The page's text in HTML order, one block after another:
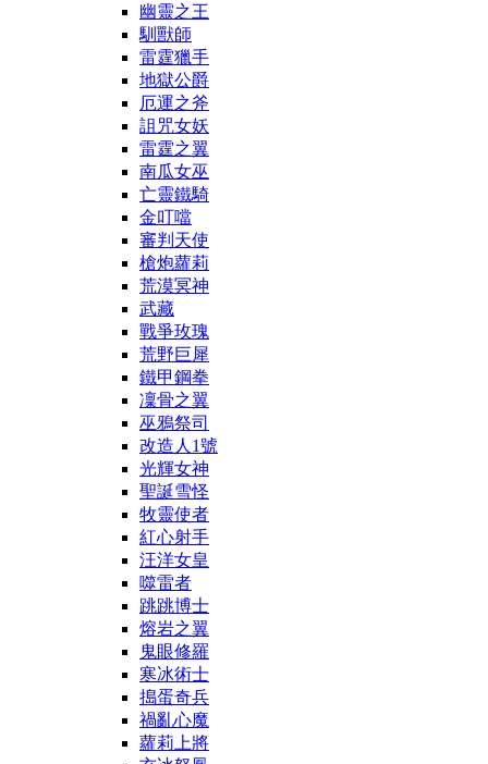
幽靈之王
馴獸師
雷霆獵手
地獄公爵
厄運之斧
詛咒女妖
雷霆之翼
南瓜女巫
亡靈鐵騎
金叮噹
審判天使
槍炮蘿莉
荒漠冥神
武藏
戰爭玫瑰
荒野巨犀
鐵甲鋼拳
凜骨之翼
巫鴉祭司
改造人1號
光輝女神
聖誕雪怪
牧靈使者
紅心射手
汪洋女皇
噬雷者
跳跳博士
熔岩之翼
鬼眼修羅
寒冰術士
搗蛋奇兵
禍亂心魔
蘿莉上將